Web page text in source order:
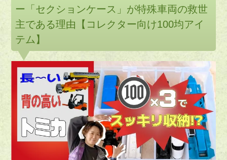
ー「セクションケース」が特殊車両の救世
主である理由【コレクター向け100均アイ
テム】